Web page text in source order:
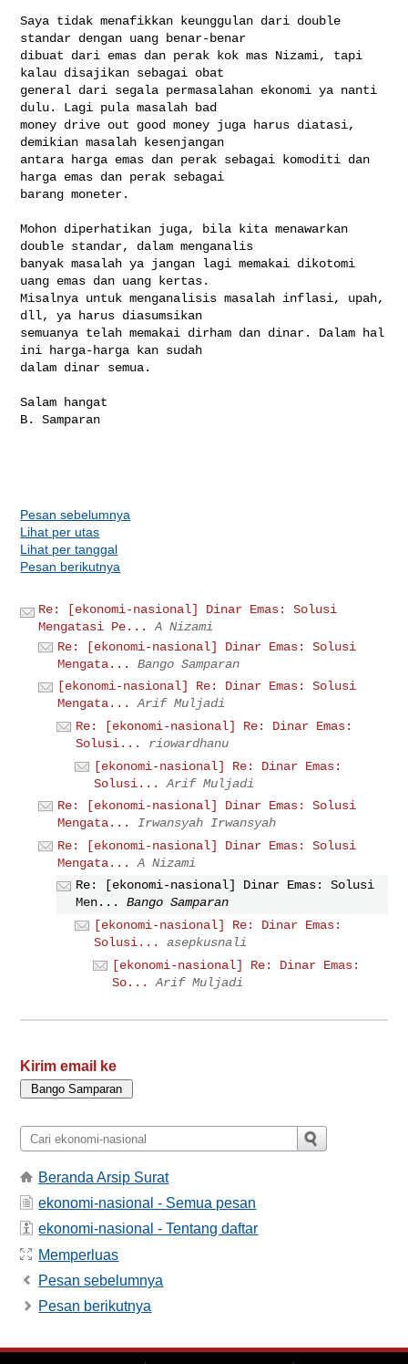
Saya tidak menafikkan keunggulan dari double
standar dengan uang benar-benar
dibuat dari emas dan perak kok mas Nizami, tapi
kalau disajikan sebagai obat
general dari segala permasalahan ekonomi ya nanti
dulu. Lagi pula masalah bad
money drive out good money juga harus diatasi,
demikian masalah kesenjangan
antara harga emas dan perak sebagai komoditi dan
harga emas dan perak sebagai
barang moneter.
Mohon diperhatikan juga, bila kita menawarkan
double standar, dalam menganalis
banyak masalah ya jangan lagi memakai dikotomi
uang emas dan uang kertas.
Misalnya untuk menganalisis masalah inflasi, upah,
dll, ya harus diasumsikan
semuanya telah memakai dirham dan dinar. Dalam hal
ini harga-harga kan sudah
dalam dinar semua.
Salam hangat
B. Samparan
Pesan sebelumnya
Lihat per utas
Lihat per tanggal
Pesan berikutnya
Re: [ekonomi-nasional] Dinar Emas: Solusi
Mengatasi Pe...
A Nizami
Re: [ekonomi-nasional] Dinar Emas: Solusi
Mengata...
Bango Samparan
[ekonomi-nasional] Re: Dinar Emas: Solusi
Mengata...
Arif Muljadi
Re: [ekonomi-nasional] Re: Dinar Emas:
Solusi...
riowardhanu
[ekonomi-nasional] Re: Dinar Emas:
Solusi...
Arif Muljadi
Re: [ekonomi-nasional] Dinar Emas: Solusi
Mengata...
Irwansyah Irwansyah
Re: [ekonomi-nasional] Dinar Emas: Solusi
Mengata...
A Nizami
Re: [ekonomi-nasional] Dinar Emas: Solusi
Men...
Bango Samparan
[ekonomi-nasional] Re: Dinar Emas:
Solusi...
asepkusnali
[ekonomi-nasional] Re: Dinar Emas:
So...
Arif Muljadi
Kirim email ke
Beranda Arsip Surat
ekonomi-nasional - Semua pesan
ekonomi-nasional - Tentang daftar
Memperluas
Pesan sebelumnya
Pesan berikutnya